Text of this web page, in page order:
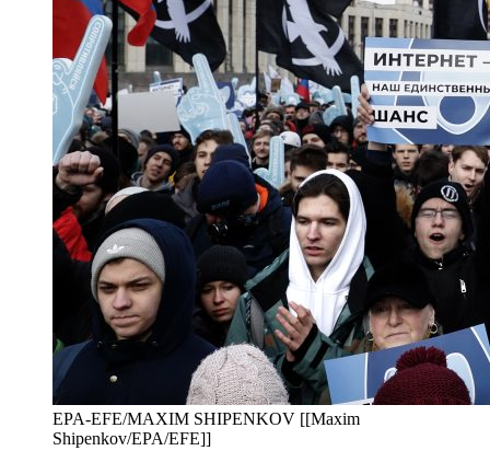
EPA-EFE/MAXIM SHIPENKOV [[Maxim
Shipenkov/EPA/EFE]]